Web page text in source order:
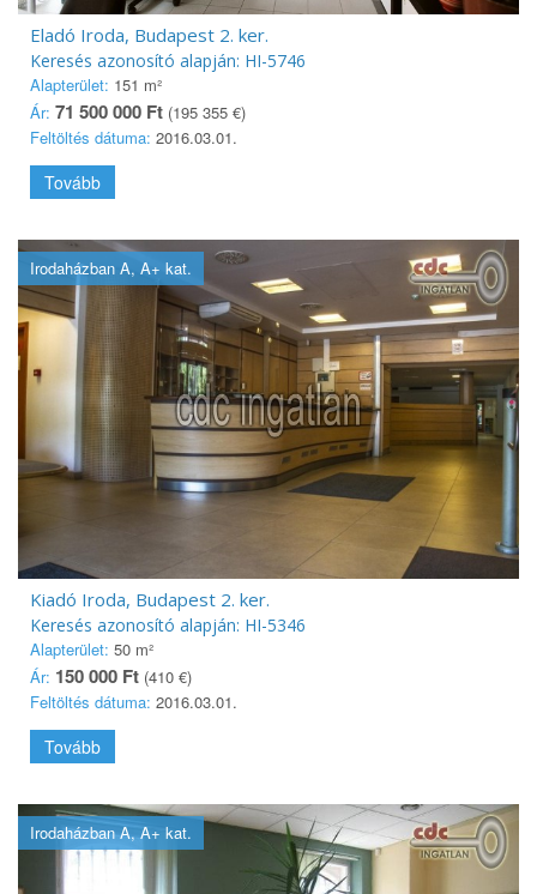
Eladó Iroda, Budapest 2. ker.
Keresés azonosító alapján: HI-5746
Alapterület: 151 m²
Ár: 71 500 000 Ft (195 355 €)
Feltöltés dátuma: 2016.03.01.
Tovább
Irodaházban A, A+ kat.
Kiadó Iroda, Budapest 2. ker.
Keresés azonosító alapján: HI-5346
Alapterület: 50 m²
Ár: 150 000 Ft (410 €)
Feltöltés dátuma: 2016.03.01.
Tovább
Irodaházban A, A+ kat.